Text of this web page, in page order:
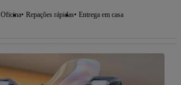
Oficina Repações rápidas Entrega em casa